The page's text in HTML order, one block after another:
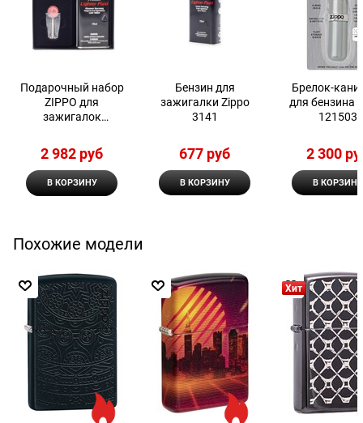
Подарочный набор
ZIPPO для
зажигалок
входит в комплект)
2 982 руб
В КОРЗИНУ
Бензин для
зажигалки Zippo
3141
677 руб
В КОРЗИНУ
Брелок-
для бензина
121503
2 300
В КОРЗИНУ
Похожие модели
Хит